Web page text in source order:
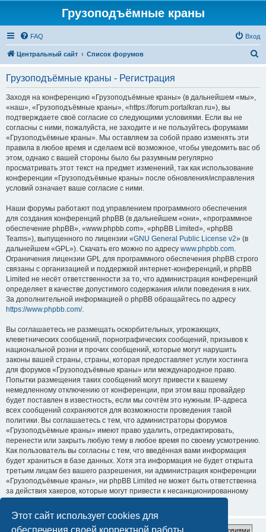
Этот сайт использует cookies для
обеспечения своей корректной работы.
Грузоподъёмные краны
FAQ Вход
Центральный сайт Список форумов
Грузоподъёмные краны - Регистрация
Заходя на конференцию «Грузоподъёмные краны» (в дальнейшем «мы»,
«наш», «Грузоподъёмные краны», «https://forum.portalkran.ru»), вы
подтверждаете своё согласие со следующими условиями. Если вы не
согласны с ними, пожалуйста, не заходите и не пользуйтесь форумами
«Грузоподъёмные краны». Мы оставляем за собой право изменять эти
правила в любое время и сделаем всё возможное, чтобы уведомить вас об
этом, однако с вашей стороны было бы разумным регулярно
просматривать этот текст на предмет изменений, так как использование
конференции «Грузоподъёмные краны» после обновления/исправления
условий означает ваше согласие с ними.
Наши форумы работают под управлением программного обеспечения
для создания конференций phpBB (в дальнейшем «они», «программное
обеспечение phpBB», «www.phpbb.com», «phpBB Limited», «phpBB
Teams»), выпущенного по лицензии «GNU General Public License v2» (в
дальнейшем «GPL»). Скачать его можно по адресу www.phpbb.com.
Ограничения лицензии GPL для программного обеспечения phpBB строго
связаны с организацией и поддержкой интернет-конференций, и phpBB
Limited не несёт ответственности за то, что администрация конференций
определяет в качестве допустимого содержания и/или поведения в них.
За дополнительной информацией о phpBB обращайтесь по адресу
https://www.phpbb.com/.
Вы соглашаетесь не размещать оскорбительных, угрожающих,
клеветнических сообщений, порнографических сообщений, призывов к
национальной розни и прочих сообщений, которые могут нарушить
законы вашей страны, страны, которая предоставляет услуги хостинга
для форумов «Грузоподъёмные краны» или международное право.
Попытки размещения таких сообщений могут привести к вашему
немедленному отключению от конференции, при этом ваш провайдер
будет поставлен в известность, если мы сочтём это нужным. IP-адреса
всех сообщений сохраняются для возможности проведения такой
политики. Вы соглашаетесь с тем, что администраторы форумов
«Грузоподъёмные краны» имеют право удалить, отредактировать,
перенести или закрыть любую тему в любое время по своему усмотрению.
Как пользователь вы согласны с тем, что введённая вами информация
будет храниться в базе данных. Хотя эта информация не будет открыта
третьим лицам без вашего разрешения, ни администрация конференции
«Грузоподъёмные краны», ни phpBB Limited не может быть ответственна
за действия хакеров, которые могут привести к несанкционированному